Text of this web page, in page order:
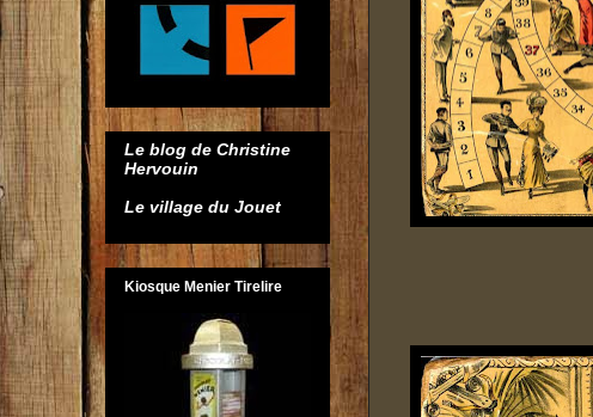
Le blog de Christine
Hervouin
Le village du Jouet
Kiosque Menier Tirelire